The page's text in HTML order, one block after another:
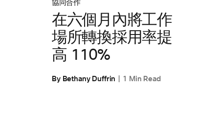
協同合作
在六個月內將工作
場所轉換採用率提
高 110%
By Bethany Duffrin 1 Min Read